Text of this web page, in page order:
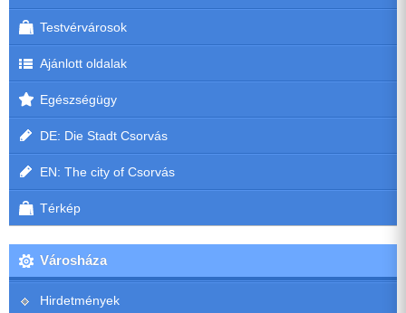
Testvérvárosok
Ajánlott oldalak
Egészségügy
DE: Die Stadt Csorvás
EN: The city of Csorvás
Térkép
Városháza
Hirdetmények